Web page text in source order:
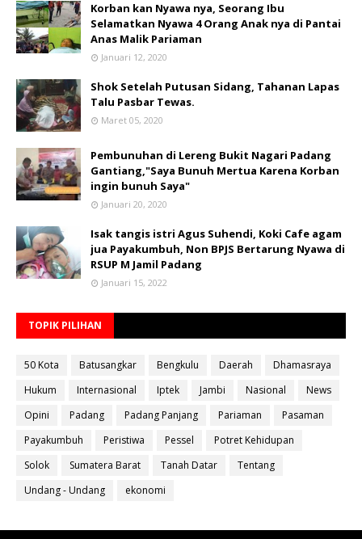
Korban kan Nyawa nya, Seorang Ibu
Selamatkan Nyawa 4 Orang Anak nya di Pantai
Anas Malik Pariaman
Januari 12, 2020
Shok Setelah Putusan Sidang, Tahanan Lapas
Talu Pasbar Tewas.
Maret 05, 2020
Pembunuhan di Lereng Bukit Nagari Padang
Gantiang,"Saya Bunuh Mertua Karena Korban
ingin bunuh Saya"
Januari 20, 2020
Isak tangis istri Agus Suhendi, Koki Cafe agam
jua Payakumbuh, Non BPJS Bertarung Nyawa di
RSUP M Jamil Padang
Januari 15, 2022
TOPIK PILIHAN
50 Kota Batusangkar Bengkulu Daerah
Dhamasraya
Hukum
Internasional Iptek Jambi Nasional
News
Opini
Padang Padang Panjang Pariaman
Pasaman
Payakumbuh
Peristiwa Pessel
Potret Kehidupan
Solok
Sumatera Barat Tanah Datar
Tentang
Undang - Undang
ekonomi